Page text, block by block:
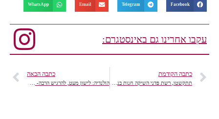
Facebook
Telegram
Email
WhatsApp
עקבו אחרינו גם באינסטגרם:
כתבה הקודמת כתבה הבאה